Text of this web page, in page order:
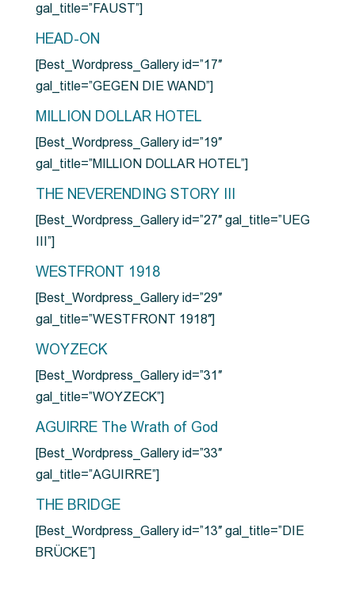
gal_title=”FAUST”]
HEAD-ON
[Best_Wordpress_Gallery id=”17″
gal_title=”GEGEN DIE WAND”]
MILLION DOLLAR HOTEL
[Best_Wordpress_Gallery id=”19″
gal_title=”MILLION DOLLAR HOTEL”]
THE NEVERENDING STORY III
[Best_Wordpress_Gallery id=”27″ gal_title=”UEG
III”]
WESTFRONT 1918
[Best_Wordpress_Gallery id=”29″
gal_title=”WESTFRONT 1918″]
WOYZECK
[Best_Wordpress_Gallery id=”31″
gal_title=”WOYZECK”]
AGUIRRE The Wrath of God
[Best_Wordpress_Gallery id=”33″
gal_title=”AGUIRRE”]
THE BRIDGE
[Best_Wordpress_Gallery id=”13″ gal_title=”DIE
BRÜCKE”]